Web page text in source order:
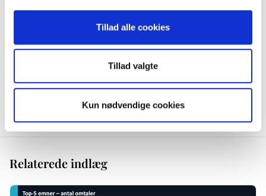
Tillad alle cookies
Tillad valgte
Kun nødvendige cookies
Overskrift. Jens Ulrik er Overskrifts tekniske geni, og han har desuden
Relaterede indlæg